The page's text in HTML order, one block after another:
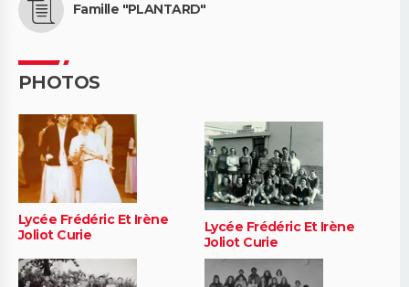
Famille "PLANTARD"
PHOTOS
Lycée Frédéric Et Irène
Joliot Curie
Lycée Frédéric Et Irène
Joliot Curie